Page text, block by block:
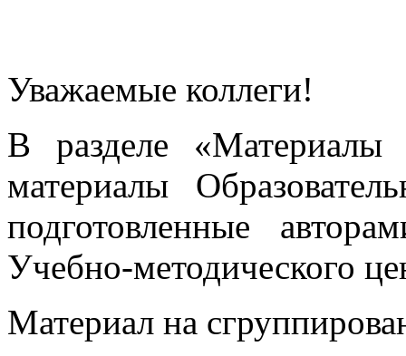
Уважаемые коллеги!
В разделе «Материалы
материалы
подготовленные
Учебно-методического
Материал на